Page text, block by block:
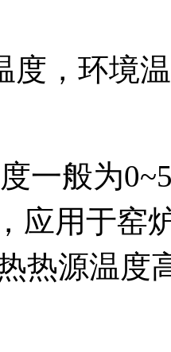
度，环境
一般为
，应用于窑
热源温度